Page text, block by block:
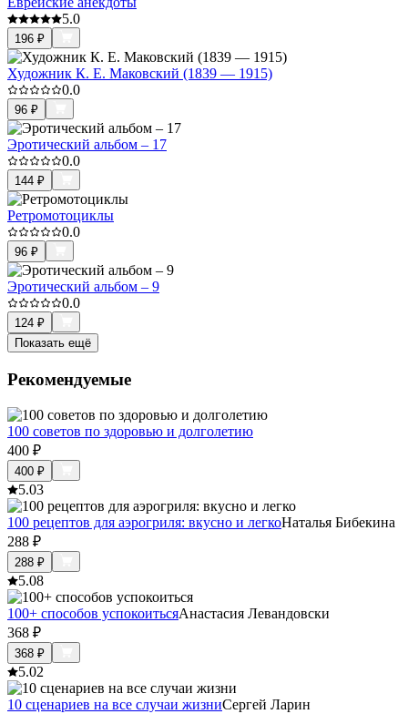
5.0
196 ₽
Художник К. Е. Маковский (1839 — 1915)
0.0
96 ₽
Эротический альбом – 17
0.0
144 ₽
Ретромотоциклы
0.0
96 ₽
Эротический альбом – 9
0.0
124 ₽
Показать ещё
Рекомендуемые
100 советов по здоровью и долголетию
400 ₽
400 ₽
5.03
100 рецептов для аэрогриля: вкусно и легкоНаталья Бибекина
288 ₽
288 ₽
5.08
100+ способов успокоитьсяАнастасия Левандовски
368 ₽
368 ₽
5.02
10 сценариев на все случаи жизниСергей Ларин